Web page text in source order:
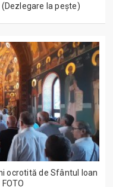
la peşte)
ocrotită de Sfântul Ioan